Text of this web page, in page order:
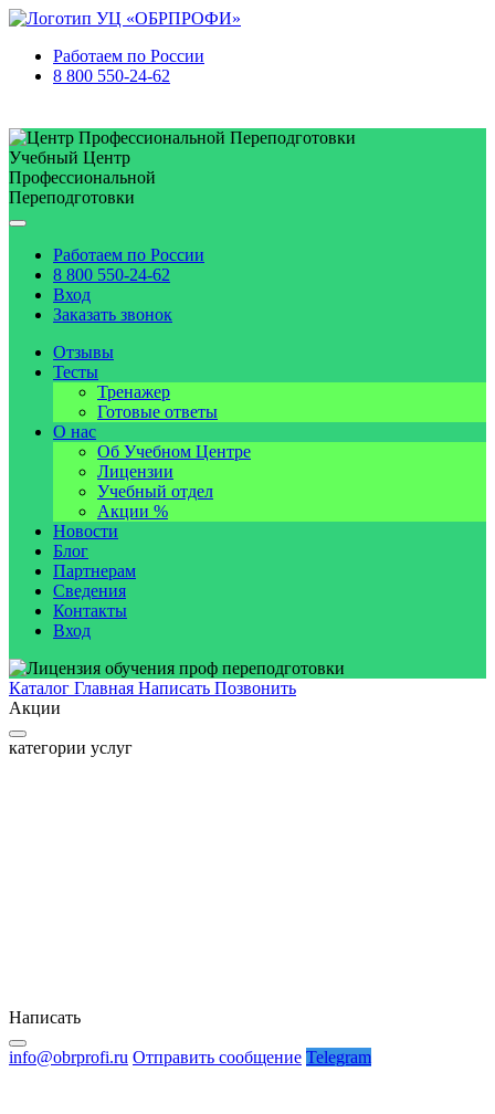
Работаем по России
8 800 550-24-62
Учебный Центр
Профессиональной
Переподготовки
Работаем по России
8 800 550-24-62
Вход
Заказать звонок
Отзывы
Тесты
Тренажер
Готовые ответы
О нас
Об Учебном Центре
Лицензии
Учебный отдел
Акции %
Новости
Блог
Партнерам
Сведения
Контакты
Вход
Каталог Главная Написать Позвонить
Акции
категории услуг
Написать
info@obrprofi.ru Отправить сообщение Telegram